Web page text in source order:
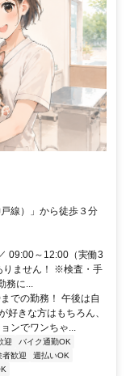
線）」から徒歩３分
09:00～12:00（実働3
りません！ ※検査・手
に...
勤務！ 午後は自
な方はもちろん、
ンでワンちゃ...
迎
バイク通勤OK
者歓迎
週払いOK